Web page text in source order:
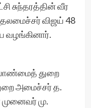
சுந்தரத்தின் வீர
விஜய் 48
வழங்கினார்.
துறை
அமைச்சர் த.
மு.